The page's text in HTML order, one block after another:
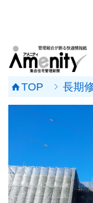
マ
マンシ
TOP 長期